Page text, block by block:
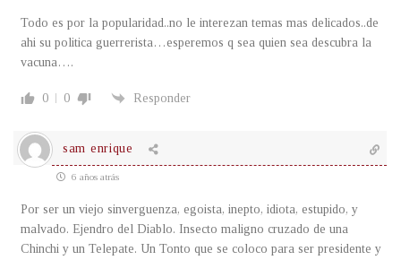
Todo es por la popularidad..no le interezan temas mas delicados..de
ahi su politica guerrerista…esperemos q sea quien sea descubra la
vacuna….
0 0 Responder
sam enrique
6 años atrás
Por ser un viejo sinverguenza, egoista, inepto, idiota, estupido, y
malvado. Ejendro del Diablo. Insecto maligno cruzado de una
Chinchi y un Telepate. Un Tonto que se coloco para ser presidente y